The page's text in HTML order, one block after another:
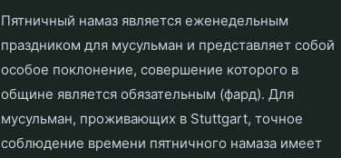
Пятничный намаз является еженедельным
праздником для мусульман и представляет собой
особое поклонение, совершение которого в
общине является обязательным (фард). Для
мусульман, проживающих в Stuttgart, точное
соблюдение времени пятничного намаза имеет